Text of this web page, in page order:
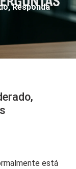
Responda
está